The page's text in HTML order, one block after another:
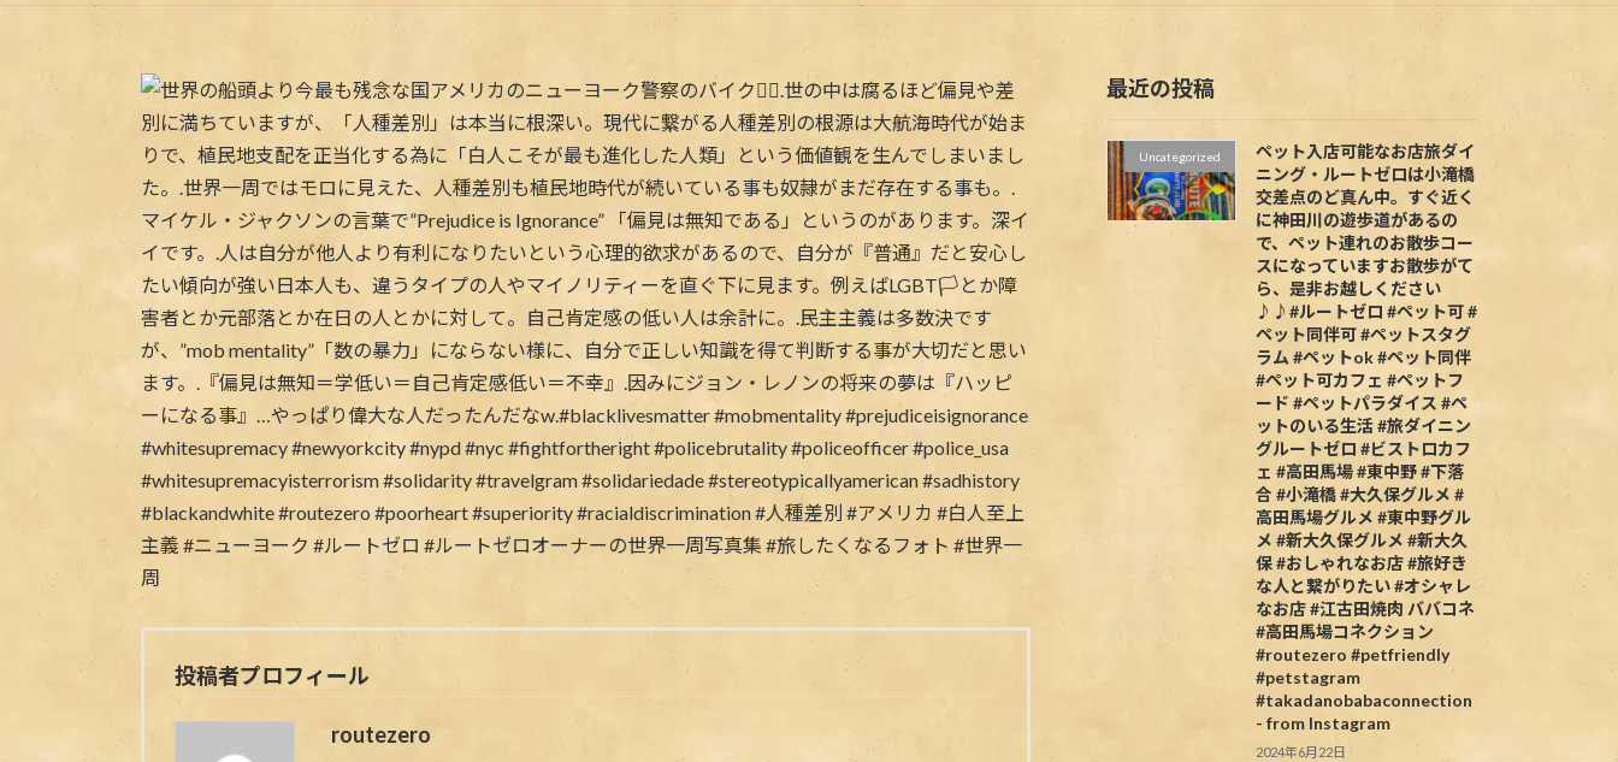
投稿者プロフィール
routezero
最近の投稿
Uncategorized
ペット入店可能なお店旅ダイ
ニング・ルートゼロは小滝橋
交差点のど真ん中。すぐ近く
に神田川の遊歩道があるの
で、ペット連れのお散歩コー
スになっていますお散歩がて
ら、是非お越しください
♪♪#ルートゼロ #ペット可 #
ペット同伴可 #ペットスタグ
ラム #ペットok #ペット同伴
#ペット可カフェ #ペットフ
ード #ペットパラダイス #ペ
ットのいる生活 #旅ダイニン
グルートゼロ #ビストロカフ
ェ #高田馬場 #東中野 #下落
合 #小滝橋 #大久保グルメ #
高田馬場グルメ #東中野グル
メ #新大久保グルメ #新大久
保 #おしゃれなお店 #旅好き
な人と繋がりたい #オシャレ
なお店 #江古田焼肉 ババコネ
#高田馬場コネクション
#routezero #petfriendly
#petstagram
#takadanobabaconnection
- from Instagram
2024年6月22日